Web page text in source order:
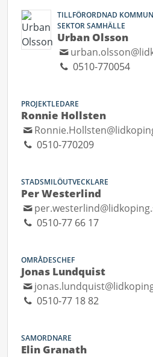
TILLFÖRORDNAD
SEKTOR SAMHÄLLE
Urban Olsson
0510-770054
PROJEKTLEDARE
Ronnie Hollsten
0510-770209
STADSMILÖUTVECKLARE
Per Westerlind
0510-77 66 17
OMRÅDESCHEF
Jonas Lundquist
0510-77 18 82
SAMORDNARE
Elin Granath